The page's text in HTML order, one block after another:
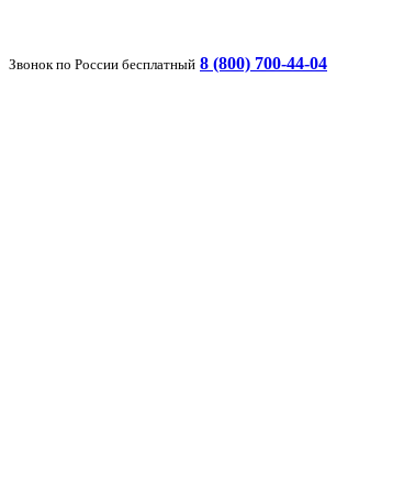
Звонок по России бесплатный 8 (800) 700-44-04